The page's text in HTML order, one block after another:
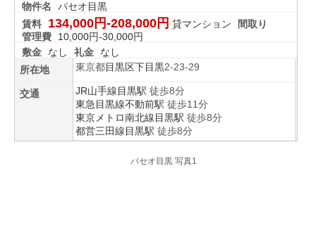
物件名
パセオ目黒
賃料
134,000円-208,000円 貸マンション
間取り
管理費
10,000円-30,000円
敷金
なし 礼金
なし
所在地
東京都目黒区下目黒2-23-29
交通 JR山手線目黒駅 徒歩8分
東急目黒線不動前駅 徒歩11分
東京メトロ南北線目黒駅 徒歩8分
都営三田線目黒駅 徒歩8分